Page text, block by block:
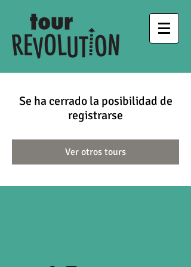
Se ha cerrado la posibilidad de
registrarse
Ver otros tours